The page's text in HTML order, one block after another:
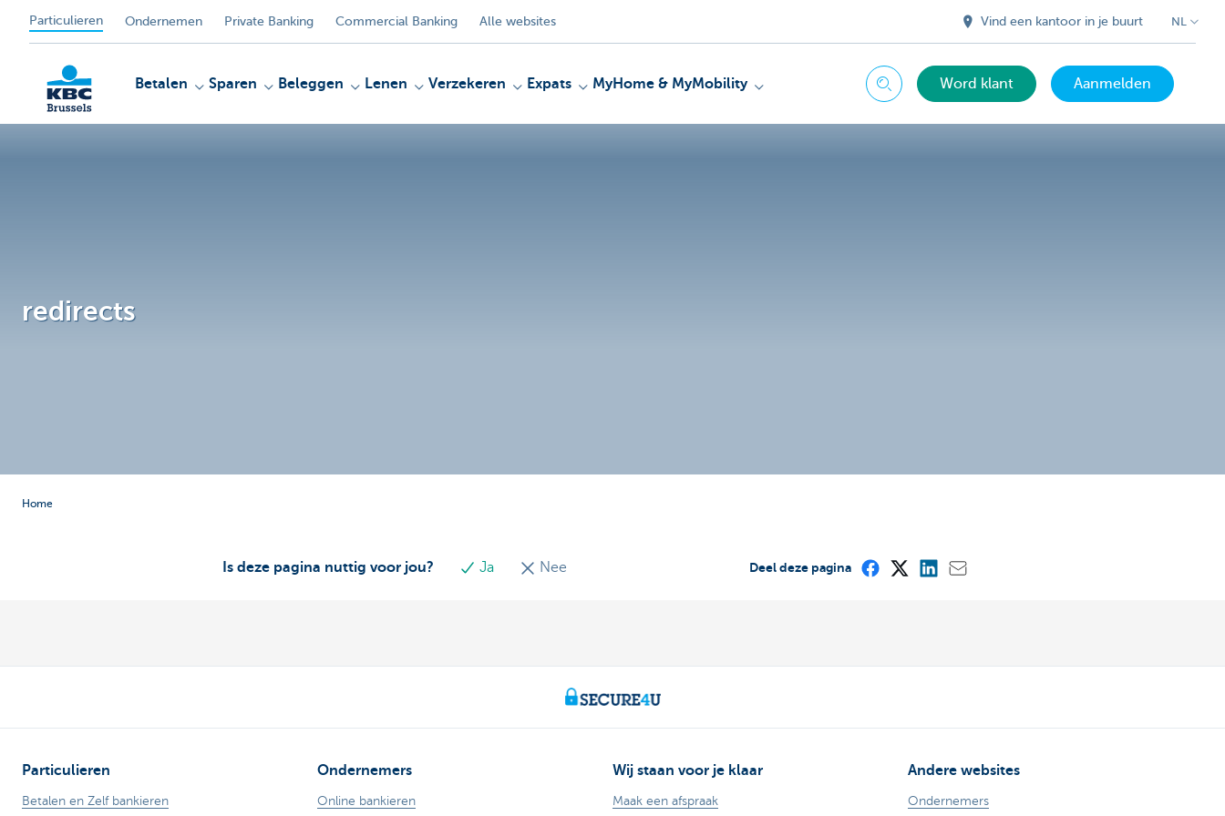
Particulieren Ondernemen Private Banking Commercial Banking Alle websites Vind een kantoor in je buurt NL
Betalen Sparen Beleggen Lenen Verzekeren Expats MyHome & MyMobility Zoeken Word klant Aanmelden
redirects
Home
Is deze pagina nuttig voor jou? Ja Nee Deel deze pagina
Particulieren
Betalen en Zelf bankieren
Ondernemers
Online bankieren
Wij staan voor je klaar
Maak een afspraak
Andere websites
Ondernemers